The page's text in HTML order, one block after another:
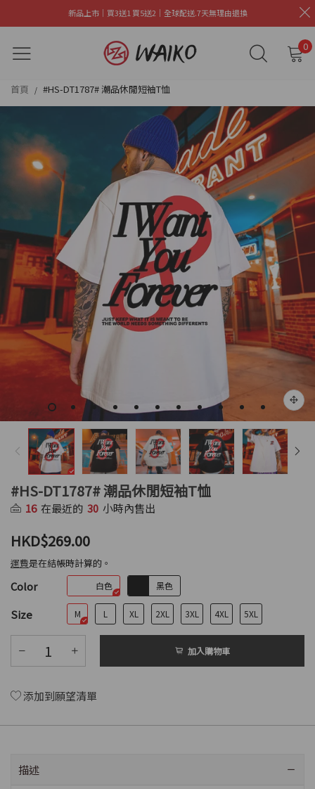
新品上市｜買3送1 買5送2｜全球配送.7天無理由退換
0
首頁 / #HS-DT1787# 潮品休閒短袖T恤
#HS-DT1787# 潮品休閒短袖T恤
16 在最近的 30 小時內售出
HKD$269.00
運費是在結帳時計算的。
Color 白色 黑色
Size M L XL 2XL 3XL 4XL 5XL
加入購物車
添加到願望清單
描述